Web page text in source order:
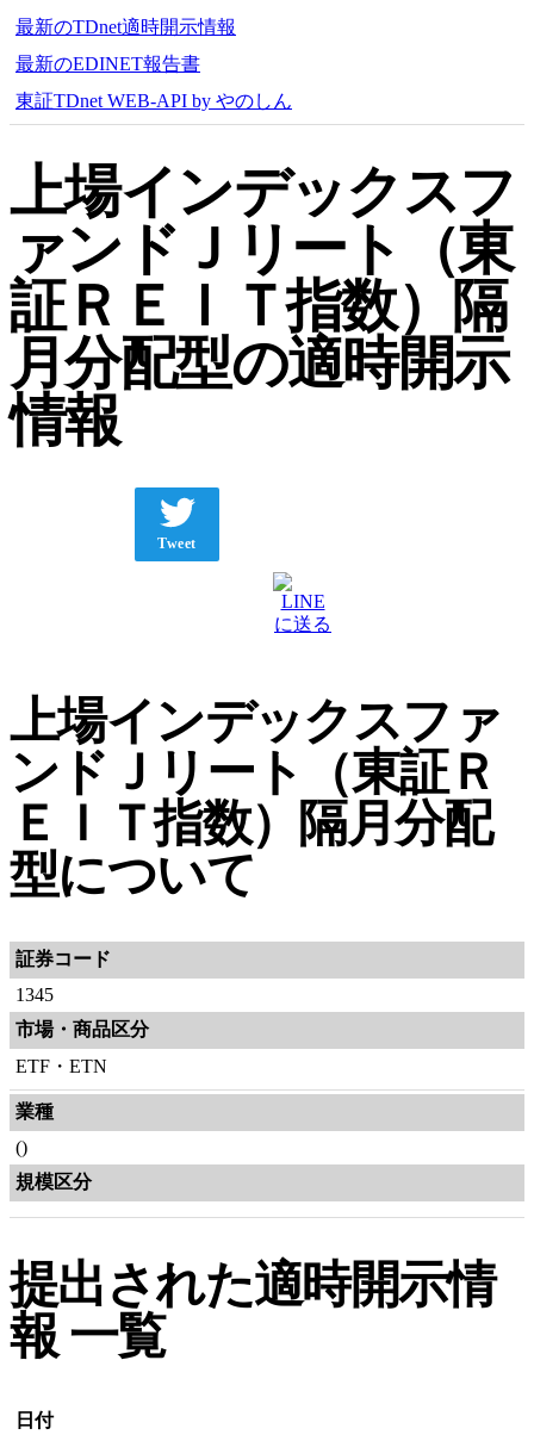
最新のTDnet適時開示情報
最新のEDINET報告書
東証TDnet WEB-API by やのしん
上場インデックスフ
ァンドＪリート（東
証ＲＥＩＴ指数）隔
月分配型の適時開示
情報
Tweet
上場インデックスファ
ンドＪリート（東証Ｒ
ＥＩＴ指数）隔月分配
型について
証券コード
1345
市場・商品区分
ETF・ETN
業種
()
規模区分
提出された適時開示情
報 一覧
日付